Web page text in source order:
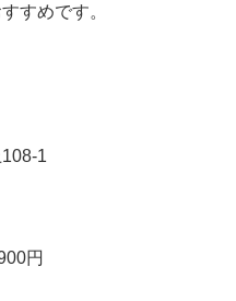
すめです。
1
円